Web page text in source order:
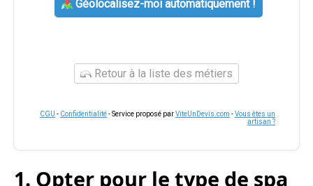
Géolocalisez-moi automatiquement !
Retour à la liste des métiers
CGU - Confidentialité- Service proposé parViteUnDevis.com -Vous êtes un
artisan ?
1. Opter pour le type de spa